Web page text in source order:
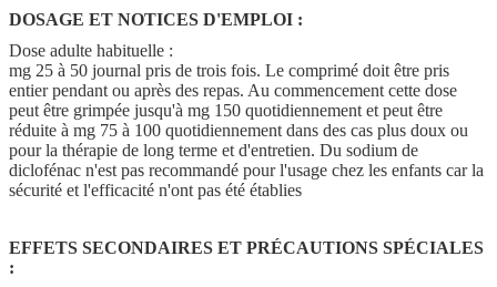
DOSAGE ET NOTICES D'EMPLOI :
Dose adulte habituelle :
mg 25 à 50 journal pris de trois fois. Le comprimé doit être pris
entier pendant ou après des repas. Au commencement cette dose
peut être grimpée jusqu'à mg 150 quotidiennement et peut être
réduite à mg 75 à 100 quotidiennement dans des cas plus doux ou
pour la thérapie de long terme et d'entretien. Du sodium de
diclofénac n'est pas recommandé pour l'usage chez les enfants car la
sécurité et l'efficacité n'ont pas été établies
EFFETS SECONDAIRES ET PRÉCAUTIONS SPÉCIALES
: